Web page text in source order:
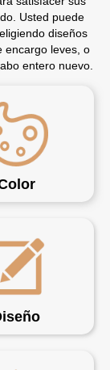
Usted puede
diseños
encargo leves, o
entero nuevo.